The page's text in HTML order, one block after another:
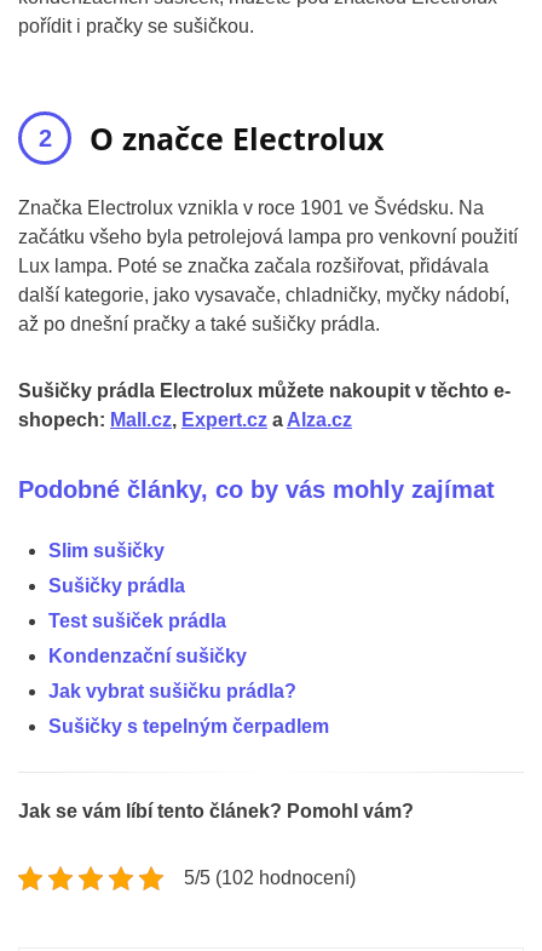
pořídit i pračky se sušičkou.
O značce Electrolux
Značka Electrolux vznikla v roce 1901 ve Švédsku. Na
začátku všeho byla petrolejová lampa pro venkovní použití
Lux lampa. Poté se značka začala rozšiřovat, přidávala
další kategorie, jako vysavače, chladničky, myčky nádobí,
až po dnešní pračky a také sušičky prádla.
Sušičky prádla Electrolux můžete nakoupit v těchto e-
shopech: Mall.cz, Expert.cz a Alza.cz
Podobné články, co by vás mohly zajímat
Slim sušičky
Sušičky prádla
Test sušiček prádla
Kondenzační sušičky
Jak vybrat sušičku prádla?
Sušičky s tepelným čerpadlem
Jak se vám líbí tento článek? Pomohl vám?
5/5 (102 hodnocení)